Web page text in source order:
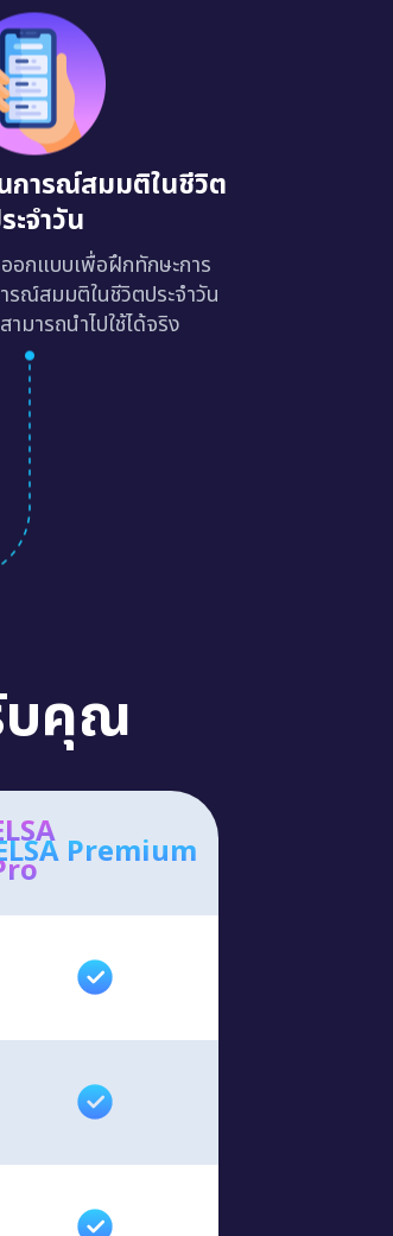
ารณ์สมมติในชีวิต
ะจำวัน
อกแบบเพื่อฝึกทักษะการ
รณ์สมมติในชีวิตประจำวัน
ามารถนำไปใช้ได้จริง
บคุณ
Premium